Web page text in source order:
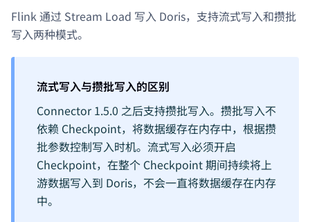
Flink 通过 Stream Load 写入 Doris，支持流式写入和攒批
写入两种模式。
流式写入与攒批写入的区别
Connector 1.5.0 之后支持攒批写入。攒批写入不
依赖 Checkpoint，将数据缓存在内存中，根据攒
批参数控制写入时机。流式写入必须开启
Checkpoint，在整个 Checkpoint 期间持续将上
游数据写入到 Doris，不会一直将数据缓存在内存
中。